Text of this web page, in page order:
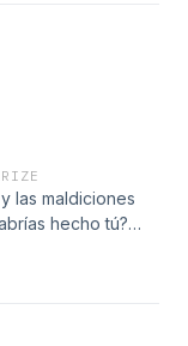
las maldiciones
hecho tú?
de estos
mortempodcast